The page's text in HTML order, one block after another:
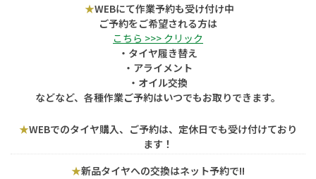
★WEBにて作業予約も受け付け中
ご予約をご希望される方は
こちら >>> クリック
・タイヤ履き替え
・アライメント
・オイル交換
などなど、各種作業ご予約はいつでもお取りできます。
★WEBでのタイヤ購入、ご予約は、定休日でも受け付けており
ます！
★新品タイヤへの交換はネット予約で!!